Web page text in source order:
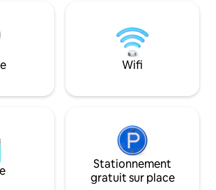
en transit, les
et les séjours en
de confort, de
rapide aux lieux
🌊 - 1,7 km Voie
de respecter le
logement. INTERDIT de fumer à
l'intérieur,
bruit la nuit
Wifi
Stationnement
gratuit sur place